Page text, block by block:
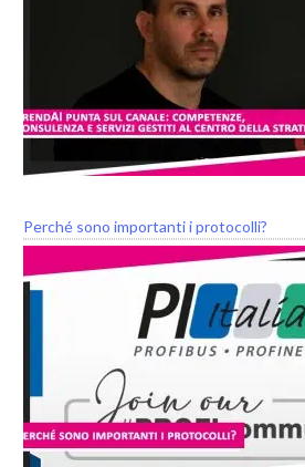
Perché sono importanti i protocolli?